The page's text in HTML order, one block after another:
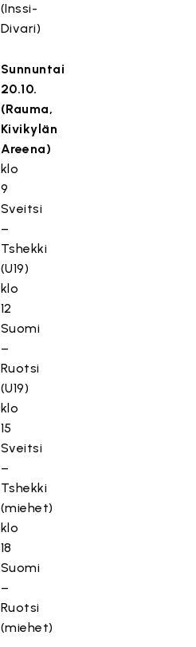
(Inssi-
Divari)
Sunnuntai
20.10.
(Rauma,
Kivikylän
Areena)
klo
9
Sveitsi
–
Tshekki
(U19)
klo
12
Suomi
–
Ruotsi
(U19)
klo
15
Sveitsi
–
Tshekki
(miehet)
klo
18
Suomi
–
Ruotsi
(miehet)